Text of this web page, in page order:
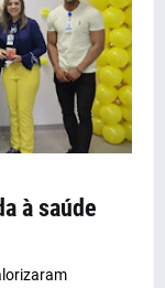
à saúde